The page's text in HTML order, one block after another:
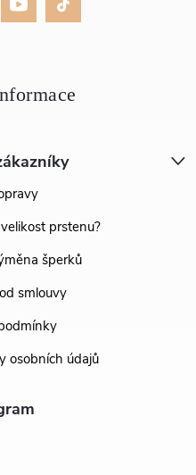
prstenu?
šperků
smlouvy
osobních údajů